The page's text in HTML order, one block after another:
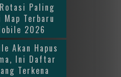
Paling
Terbaru
2026
Akan Hapus
Ini Daftar
Terkena